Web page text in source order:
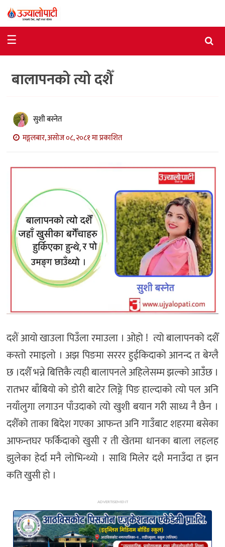
राजनीति
विशेष
विचार
अन्तर्वार्ता
प्रविधि
खेलकुद
अन्य
☰
बालापनको त्यो दशैँ
सुशी बस्नेत
मङ्गलबार, असोज ०८, २०८१ मा प्रकाशित
दशैंआयोखाउलापिउँलारमाउला । ओहो! त्योबालापनकोदशैँ
कस्तोरमाइलो । अझपिङमासरररहुईकिदाकोआनन्दतबेग्लै
छ ।दशैँभन्नेबित्तिकैत्यहीबालापनलेअहिलेसम्मझल्कोआउँछ ।
रातभरबाँबियोकोडोरीबाटेरलिङ्गेपिङहाल्दाकोत्योपलअनि
नयाँलुगालगाउनपाँउदाकोत्योखुशीबयानगरीसाध्यनैछैन ।
दशैँकोताकाबिदेशगएकाआफन्तअनिगाउँबाटशहरमाबसेका
आफन्तघरफर्किदाकोखुसी रतीखेतमा धानकाबाला लहलह
झुलेकाहेर्दामनै लोभिन्थ्यो । साथिमिलेरदशैमनाउँदातझन
कतिखुसीहो ।
ADVERTISEMENT